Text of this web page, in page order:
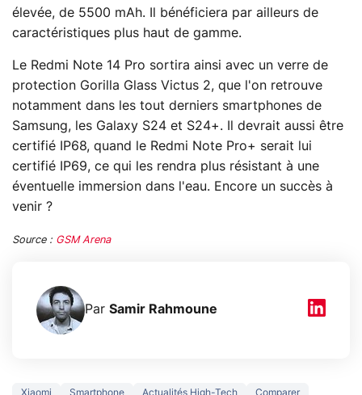
élevée, de 5500 mAh. Il bénéficiera par ailleurs de
caractéristiques plus haut de gamme.
Le Redmi Note 14 Pro sortira ainsi avec un verre de
protection Gorilla Glass Victus 2, que l'on retrouve
notamment dans les tout derniers smartphones de
Samsung, les Galaxy S24 et S24+. Il devrait aussi être
certifié IP68, quand le Redmi Note Pro+ serait lui
certifié IP69, ce qui les rendra plus résistant à une
éventuelle immersion dans l'eau. Encore un succès à
venir ?
Source : GSM Arena
Par Samir Rahmoune
Xiaomi Smartphone Actualités High-Tech Comparer